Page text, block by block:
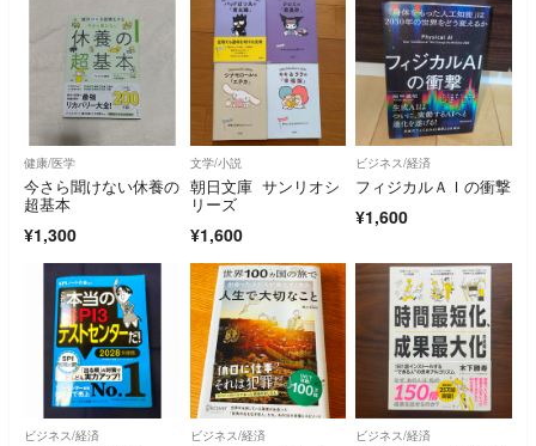
健康/医学
今さら聞けない休養の
超基本
¥1,300
文学/小説
朝日文庫 サンリオシ
リーズ
¥1,600
ビジネス/経済
フィジカルＡＩの衝撃
¥1,600
ビジネス/経済 ビジネス/経済 ビジネス/経済